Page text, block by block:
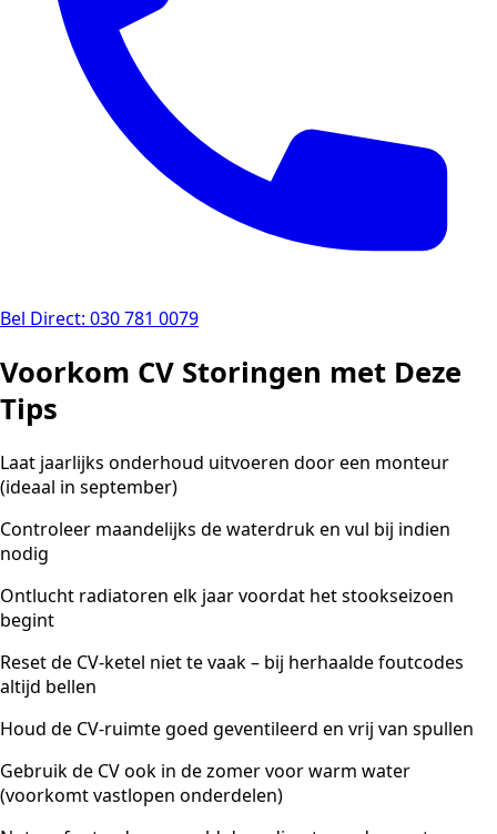
Bel Direct: 030 781 0079
Voorkom CV Storingen met Deze
Tips
Laat jaarlijks onderhoud uitvoeren door een monteur
(ideaal in september)
Controleer maandelijks de waterdruk en vul bij indien
nodig
Ontlucht radiatoren elk jaar voordat het stookseizoen
begint
Reset de CV-ketel niet te vaak – bij herhaalde foutcodes
altijd bellen
Houd de CV-ruimte goed geventileerd en vrij van spullen
Gebruik de CV ook in de zomer voor warm water
(voorkomt vastlopen onderdelen)